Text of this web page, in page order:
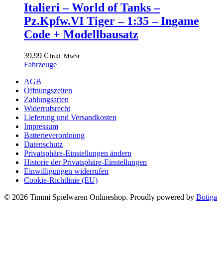
Italieri – World of Tanks –
Pz.Kpfw.VI Tiger – 1:35 – Ingame
Code + Modellbausatz
39,99 € inkl. MwSt
Fahrzeuge
AGB
Öffnungszeiten
Zahlungsarten
Widerrufsrecht
Lieferung und Versandkosten
Impressum
Batterieverordnung
Datenschutz
Privatsphäre-Einstellungen ändern
Historie der Privatsphäre-Einstellungen
Einwilligungen widerrufen
Cookie-Richtlinie (EU)
© 2026 Timmi Spielwaren Onlineshop. Proudly powered by Botiga